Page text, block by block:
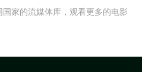
家的流媒体库，观看更多的电影